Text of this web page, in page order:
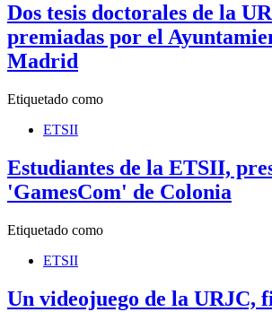
Dos tesis doctorales de la
premiadas por el
Madrid
Etiquetado como
ETSII
Estudiantes de la ETSII,
'GamesCom' de Colonia
Etiquetado como
ETSII
Un videojuego de la URJC,